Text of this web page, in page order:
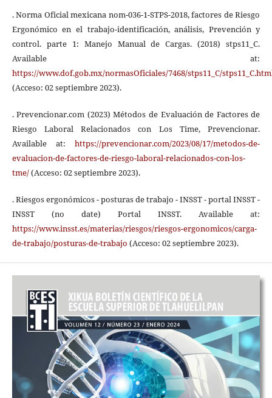
. Norma Oficial mexicana nom-036-1-STPS-2018, factores de Riesgo
Ergonómico en el trabajo-identificación, análisis, Prevención y
control. parte 1: Manejo Manual de Cargas. (2018) stps11_C.
Available at:
https://www.dof.gob.mx/normasOficiales/7468/stps11_C/
(Acceso: 02 septiembre 2023).
. Prevencionar.com (2023) Métodos de Evaluación de Factores de
Riesgo Laboral Relacionados con Los Time, Prevencionar.
Available at:https://prevencionar.com/2023/08/17/metodos-de-
evaluacion-de-factores-de-riesgo-laboral-relacionados-con-los-
tme/(Acceso: 02 septiembre 2023).
. Riesgos ergonómicos - posturas de trabajo - INSST - portal INSST -
INSST (no date) Portal INSST. Available at:
https://www.insst.es/materias/riesgos/riesgos-ergonomicos/carga-
de-trabajo/posturas-de-trabajo (Acceso: 02 septiembre 2023).